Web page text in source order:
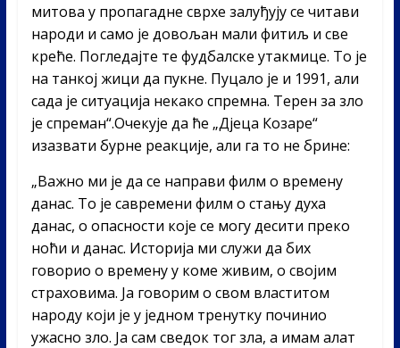
митова у пропагадне сврхе залуђују се читави
народи и само је довољан мали фитиљ и све
креће. Погледајте те фудбалске утакмице. То је
на танкој жици да пукне. Пуцало је и 1991, али
сада је ситуација некако спремна. Терен за зло
је спреман“.Очекује да ће „Дјеца Козаре“
изазвати бурне реакције, али га то не брине:
„Важно ми је да се направи филм о времену
данас. То је савремени филм о стању духа
данас, о опасности које се могу десити преко
ноћи и данас. Историја ми служи да бих
говорио о времену у коме живим, о својим
страховима. Ја говорим о свом властитом
народу који је у једном тренутку починио
ужасно зло. Ја сам сведок тог зла, а имам алат